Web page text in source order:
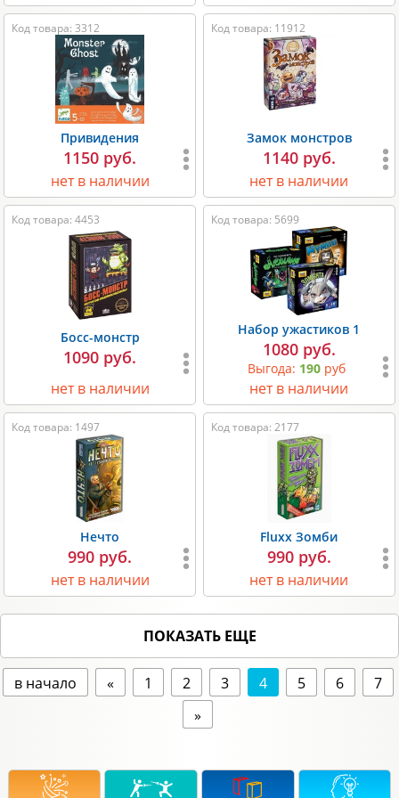
Код товара: 3312
Привидения
1150 руб.
нет в наличии
Код товара: 11912
Замок монстров
1140 руб.
нет в наличии
Код товара: 4453
Босс-монстр
1090 руб.
нет в наличии
Код товара: 5699
Набор ужастиков 1
1080 руб.
Выгода: 190руб
нет в наличии
Код товара: 1497
Нечто
990 руб.
нет в наличии
Код товара: 2177
Fluxx Зомби
990 руб.
нет в наличии
ПОКАЗАТЬ ЕЩЕ
в начало « 1 2 3 4 5 6
7
»